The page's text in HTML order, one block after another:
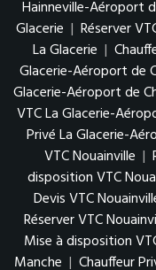
Hainneville-Aéroport
Glacerie | Réserver
La Glacerie |
Glacerie-Aéroport de
Glacerie-Aéroport de
VTC La Glacerie-
Privé La Glacerie-
VTC Nouainville |
disposition VTC
Devis VTC
Réserver VTC
Mise à disposition
Manche | Chauffeur